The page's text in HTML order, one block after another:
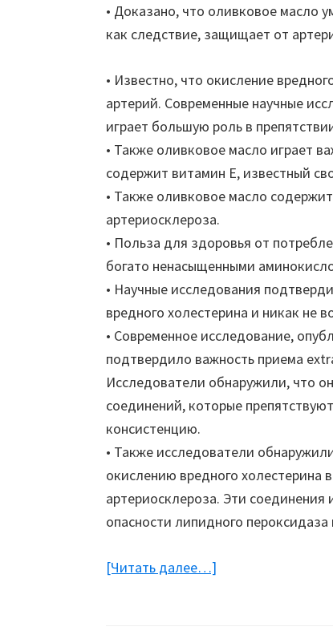
• Доказано, что оливковое масло
как следствие, защищает от
• Известно, что окисление
артерий. Современные научные
играет большую роль в
• Также оливковое масло играет
содержит витамин Е, известный
• Также оливковое масло
артериосклероза.
• Польза для здоровья от
богато ненасыщенными
• Научные исследования
вредного холестерина и никак не
• Современное исследование,
подтвердило важность приема
Исследователи обнаружили, что
соединений, которые
консистенцию.
• Также исследователи
окислению вредного холестерина
артериосклероза. Эти
опасности липидного
[Читать далее…]